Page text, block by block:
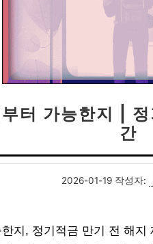
터 가능한지 |
간
2026-01-19 작성자:
지, 정기적금 만기 전 해